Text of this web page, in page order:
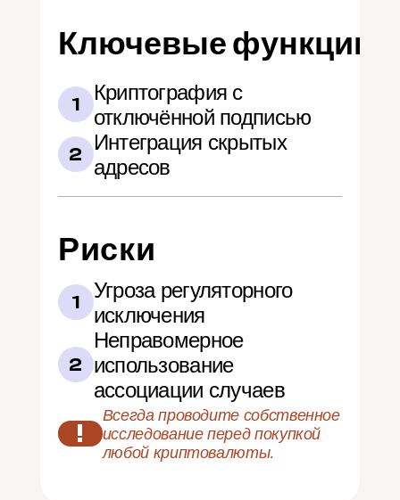
Ключевые функции
1
Криптография с
отключённой подписью
2
Интеграция скрытых
адресов
Риски
1
Угроза регуляторного
исключения
2
Неправомерное
использование
ассоциации случаев
!
Всегда проводите собственное
исследование перед покупкой
любой криптовалюты.